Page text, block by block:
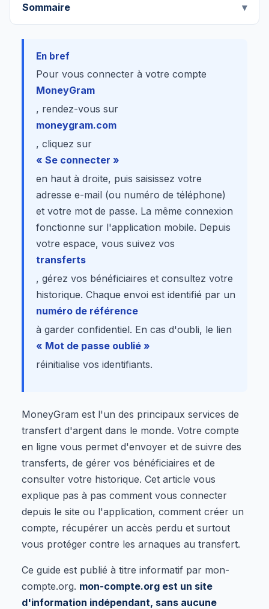
Sommaire
En bref
Pour vous connecter à votre compte
MoneyGram
, rendez-vous sur
moneygram.com
, cliquez sur
« Se connecter »
en haut à droite, puis saisissez votre
adresse e-mail (ou numéro de téléphone)
et votre mot de passe. La même connexion
fonctionne sur l'application mobile. Depuis
votre espace, vous suivez vos
transferts
, gérez vos bénéficiaires et consultez votre
historique. Chaque envoi est identifié par un
numéro de référence
à garder confidentiel. En cas d'oubli, le lien
« Mot de passe oublié »
réinitialise vos identifiants.
MoneyGram est l'un des principaux services de
transfert d'argent dans le monde. Votre compte
en ligne vous permet d'envoyer et de suivre des
transferts, de gérer vos bénéficiaires et de
consulter votre historique. Cet article vous
explique pas à pas comment vous connecter
depuis le site ou l'application, comment créer un
compte, récupérer un accès perdu et surtout
vous protéger contre les arnaques au transfert.
Ce guide est publié à titre informatif par mon-
compte.org. mon-compte.org est un site
d'information indépendant, sans aucune